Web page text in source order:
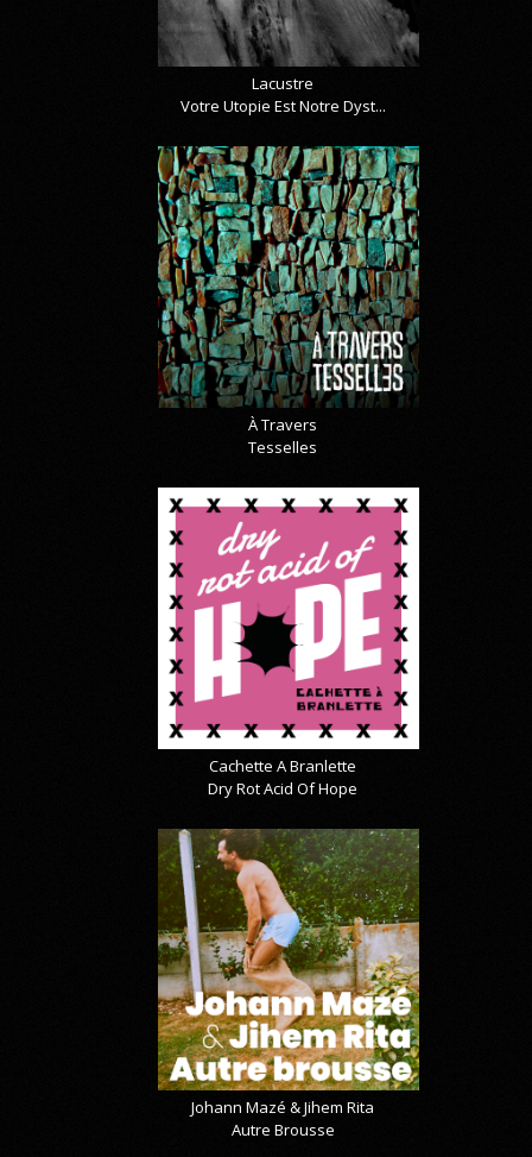
Lacustre
Votre Utopie Est Notre Dyst...
À Travers
Tesselles
Cachette A Branlette
Dry Rot Acid Of Hope
Johann Mazé & Jihem Rita
Autre Brousse